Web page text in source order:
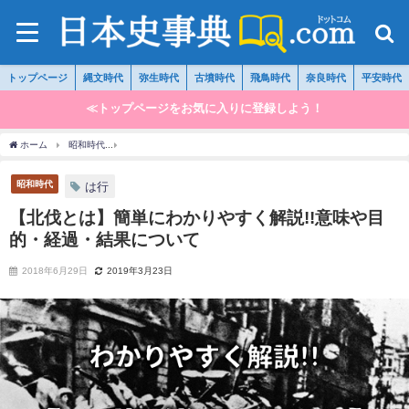
トップページ 縄文時代 弥生時代 古墳時代 飛鳥時代 奈良時代 平安時代
≪トップページをお気に入りに登録しよう！
ホーム 昭和時代
昭和時代 は行
【北伐とは】簡単にわかりやすく解説!!意味や目
的・経過・結果について
2018年6月29日 2019年3月23日